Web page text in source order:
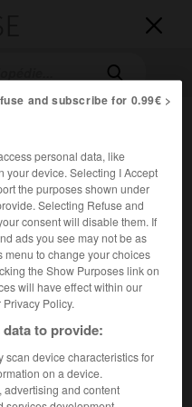


Marcos da Cruz
Larousse « Dictionnaire
and subscribe for 0.99€ >
personal data, like
your device. Selecting I Accept
the purposes shown under
Selecting Refuse and
consent will disable them. If
ads you see may not be as
menu to change your choices
the Show Purposes link on
will have effect within our
Policy.
to provide:
scan device characteristics for
on a device.
and content